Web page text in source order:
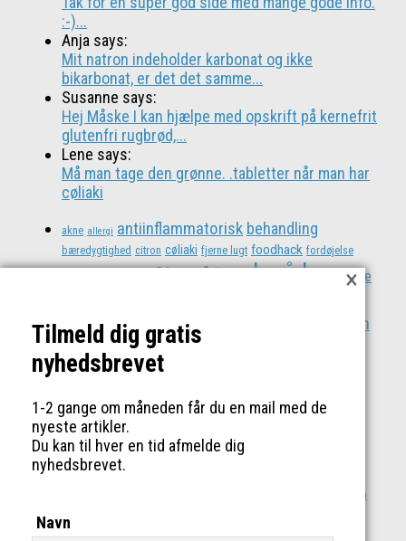
:-)...
Anja says:
Mit natron indeholder karbonat og ikke
bikarbonat, er det det samme...
Susanne says:
Hej Måske I kan hjælpe med opskrift på kernefrit
glutenfri rugbrød,...
Lene says:
Må man tage den grønne. .tabletter når man har
cøliaki
akne allergi antiinflammatorisk behandling
bæredygtighed citron cøliaki fjerne lugt foodhack fordøjelse
Glutenfrigode råd guide
Laktosefri minimalisme natron
naturlig nem opskrift rejse rengøring
smertelindring smerter
hvedestivelse
Tags
citron
cøliaki fjerne lugt
Tilmeld dig gratis
nyhedsbrevet
1-2 gange om måneden får du en mail med de
nyeste artikler.
Du kan til hver en tid afmelde dig
nyhedsbrevet.
Navn
×